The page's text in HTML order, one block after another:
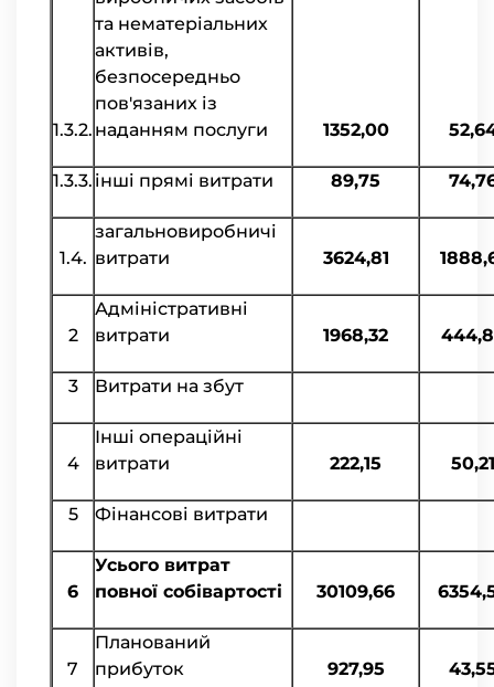
1.3.2.
та нематеріальних
активів,
безпосередньо
пов'язаних із
наданням послуги
1352,00
1.3.3. інші прямі витрати 89,75
1.4.
загальновиробничі
витрати
3624,81
2
Адміністративні
витрати
1968,32
3 Витрати на збут
4
Інші операційні
витрати
222,15 50,21
5 Фінансові витрати
6
Усього витрат
повної собівартості
30109,66
7
Планований
прибуток
927,95